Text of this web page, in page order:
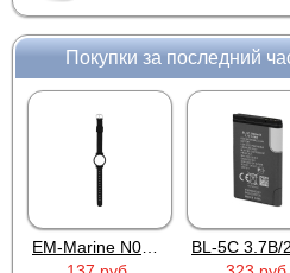
Покупки за последний